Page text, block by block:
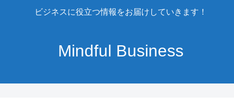
ビジネスに役立つ情報をお届けしていきます！
Mindful Business